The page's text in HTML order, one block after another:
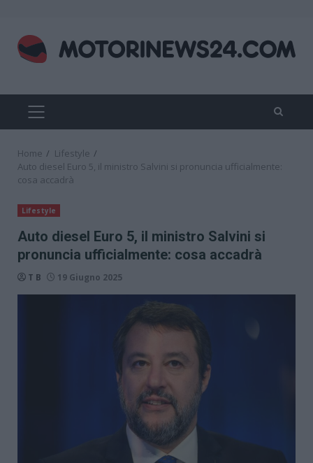
content
PRIMARY
MENU
Home
Lifestyle
Auto diesel Euro 5, il ministro Salvini si pronuncia ufficialmente:
cosa accadrà
Lifestyle
Auto diesel Euro 5, il ministro Salvini si
pronuncia ufficialmente: cosa accadrà
T B 19 Giugno 2025